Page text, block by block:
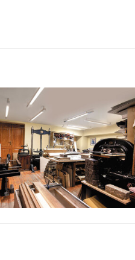
Росприроднадзор
«Калькулятор
«Дубль В»
фольги для